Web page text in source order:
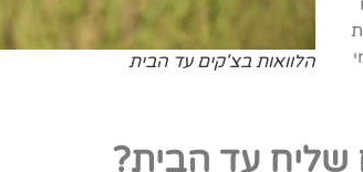
הלוואות בצ'קים עד הבית
שליח עד הבית?